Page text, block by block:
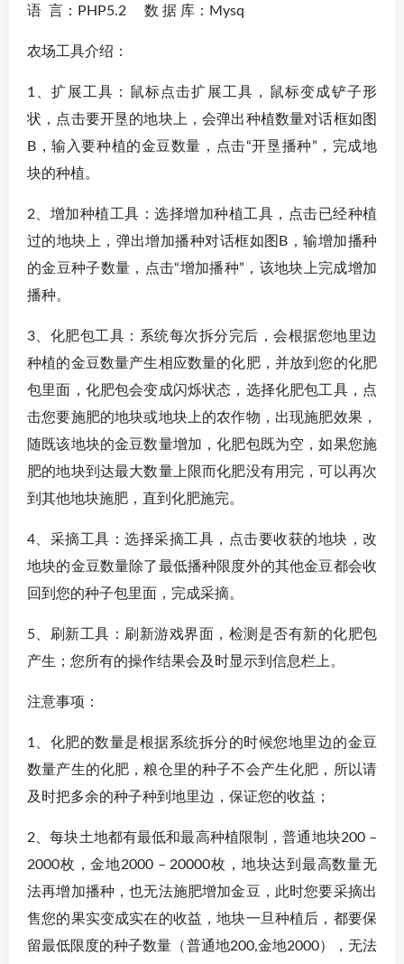
语 言：PHP5.2 数 据 库：Mysq
农场工具介绍：
1、扩展工具：鼠标点击扩展工具，鼠标变成铲子形
状，点击要开垦的地块上，会弹出种植数量对话框如图
B，输入要种植的金豆数量，点击“开垦播种”，完成地
块的种植。
2、增加种植工具：选择增加种植工具，点击已经种植
过的地块上，弹出增加播种对话框如图B，输增加播种
的金豆种子数量，点击“增加播种”，该地块上完成增加
播种。
3、化肥包工具：系统每次拆分完后，会根据您地里边
种植的金豆数量产生相应数量的化肥，并放到您的化肥
包里面，化肥包会变成闪烁状态，选择化肥包工具，点
击您要施肥的地块或地块上的农作物，出现施肥效果，
随既该地块的金豆数量增加，化肥包既为空，如果您施
肥的地块到达最大数量上限而化肥没有用完，可以再次
到其他地块施肥，直到化肥施完。
4、采摘工具：选择采摘工具，点击要收获的地块，改
地块的金豆数量除了最低播种限度外的其他金豆都会收
回到您的种子包里面，完成采摘。
5、刷新工具：刷新游戏界面，检测是否有新的化肥包
产生；您所有的操作结果会及时显示到信息栏上。
注意事项：
1、化肥的数量是根据系统拆分的时候您地里边的金豆
数量产生的化肥，粮仓里的种子不会产生化肥，所以请
及时把多余的种子种到地里边，保证您的收益；
2、每块土地都有最低和最高种植限制，普通地块200 –
2000枚，金地2000 – 20000枚，地块达到最高数量无
法再增加播种，也无法施肥增加金豆，此时您要采摘出
售您的果实变成实在的收益，地块一旦种植后，都要保
留最低限度的种子数量（普通地200,金地2000），无法